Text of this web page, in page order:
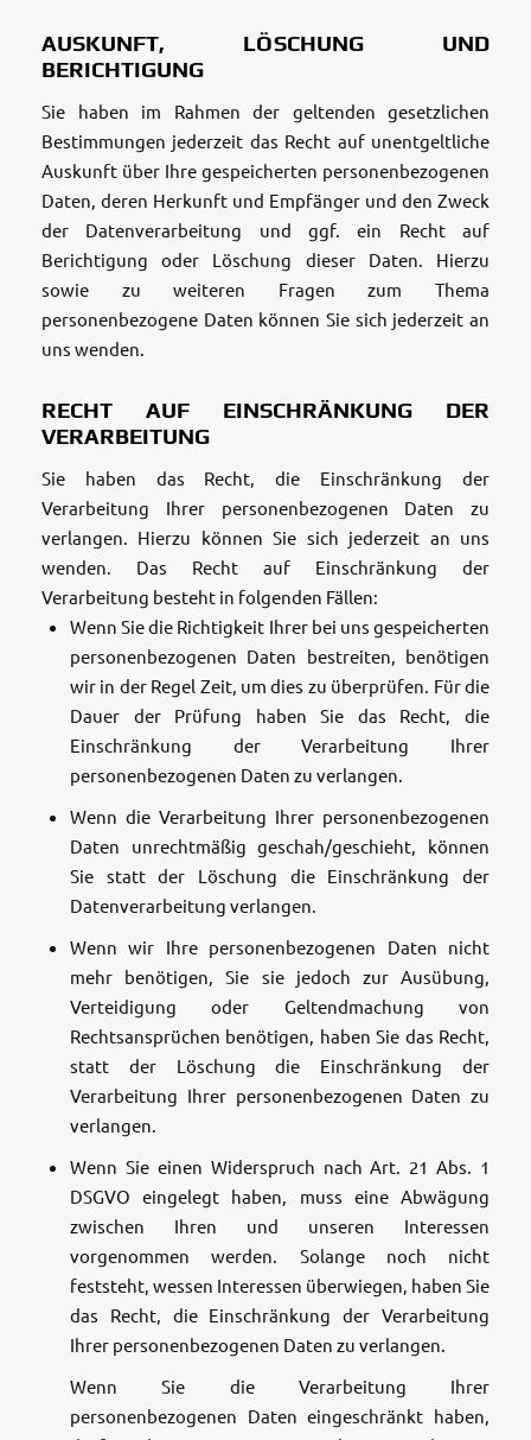
AUSKUNFT, LÖSCHUNG UND
BERICHTIGUNG
Sie haben im Rahmen der geltenden gesetzlichen
Bestimmungen jederzeit das Recht auf unentgeltliche
Auskunft über Ihre gespeicherten personenbezogenen
Daten, deren Herkunft und Empfänger und den Zweck
der Datenverarbeitung und ggf. ein Recht auf
Berichtigung oder Löschung dieser Daten. Hierzu
sowie zu weiteren Fragen zum Thema
personenbezogene Daten können Sie sich jederzeit an
uns wenden.
RECHT AUF EINSCHRÄNKUNG DER
VERARBEITUNG
Sie haben das Recht, die Einschränkung der
Verarbeitung Ihrer personenbezogenen Daten zu
verlangen. Hierzu können Sie sich jederzeit an uns
wenden. Das Recht auf Einschränkung der
Verarbeitung besteht in folgenden Fällen:
Wenn Sie die Richtigkeit Ihrer bei uns gespeicherten
personenbezogenen Daten bestreiten, benötigen
wir in der Regel Zeit, um dies zu überprüfen. Für die
Dauer der Prüfung haben Sie das Recht, die
Einschränkung der Verarbeitung Ihrer
personenbezogenen Daten zu verlangen.
Wenn die Verarbeitung Ihrer personenbezogenen
Daten unrechtmäßig geschah/geschieht, können
Sie statt der Löschung die Einschränkung der
Datenverarbeitung verlangen.
Wenn wir Ihre personenbezogenen Daten nicht
mehr benötigen, Sie sie jedoch zur Ausübung,
Verteidigung oder Geltendmachung von
Rechtsansprüchen benötigen, haben Sie das Recht,
statt der Löschung die Einschränkung der
Verarbeitung Ihrer personenbezogenen Daten zu
verlangen.
Wenn Sie einen Widerspruch nach Art. 21 Abs. 1
DSGVO eingelegt haben, muss eine Abwägung
zwischen Ihren und unseren Interessen
vorgenommen werden. Solange noch nicht
feststeht, wessen Interessen überwiegen, haben Sie
das Recht, die Einschränkung der Verarbeitung
Ihrer personenbezogenen Daten zu verlangen.
Wenn Sie die Verarbeitung Ihrer
personenbezogenen Daten eingeschränkt haben,